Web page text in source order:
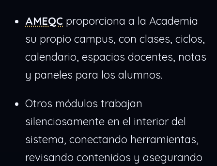
AMEQC proporciona a la Academia
su propio campus, con clases, ciclos,
calendario, espacios docentes, notas
y paneles para los alumnos.
Otros módulos trabajan
silenciosamente en el interior del
sistema, conectando herramientas,
revisando contenidos y asegurando